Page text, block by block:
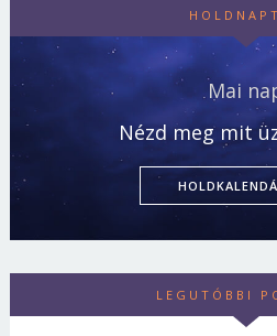
Mai
Nézd meg mit
LEGUTÓBBI